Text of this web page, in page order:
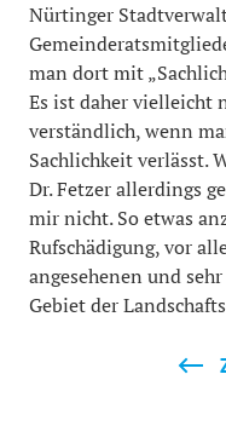
Nürtinger
man dort mit
Es ist daher vielleicht
verständlich, wenn
Sachlichkeit verlässt.
Dr. Fetzer allerdings
mir nicht. So etwas
Rufschädigung, vor
angesehenen und
Gebiet der